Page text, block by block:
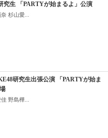
究生 「PARTYが始まるよ」公演
杉山愛...
研究生出張公演 「PARTYが始ま
野島樺...